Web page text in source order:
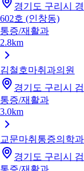
경기도 구리시
602호 (인창동)
통증/재활과
2.8km
김철호마취과의원
경기도 구리시
통증/재활과
3.0km
교문마취통증의학
경기도 구리시
통증/재활과